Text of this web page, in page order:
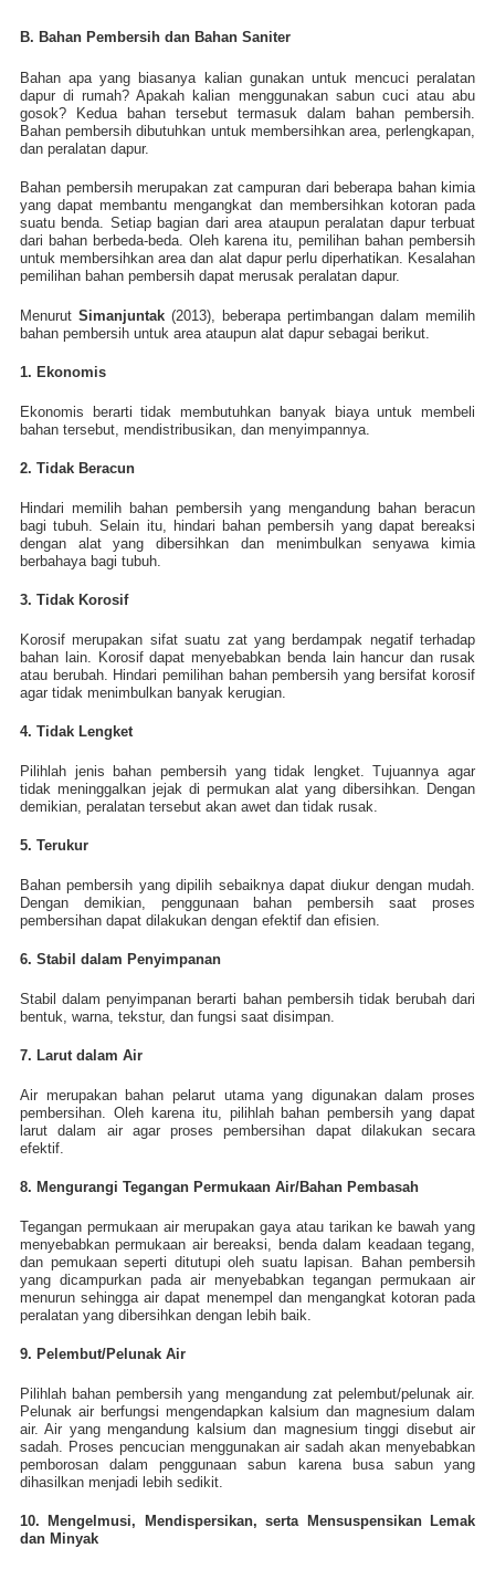
B. Bahan Pembersih dan Bahan Saniter
Bahan apa yang biasanya kalian gunakan untuk mencuci peralatan
dapur di rumah? Apakah kalian menggunakan sabun cuci atau abu
gosok? Kedua bahan tersebut termasuk dalam bahan pembersih.
Bahan pembersih dibutuhkan untuk membersihkan area, perlengkapan,
dan peralatan dapur.
Bahan pembersih merupakan zat campuran dari beberapa bahan kimia
yang dapat membantu mengangkat dan membersihkan kotoran pada
suatu benda. Setiap bagian dari area ataupun peralatan dapur terbuat
dari bahan berbeda-beda. Oleh karena itu, pemilihan bahan pembersih
untuk membersihkan area dan alat dapur perlu diperhatikan. Kesalahan
pemilihan bahan pembersih dapat merusak peralatan dapur.
Menurut Simanjuntak (2013), beberapa pertimbangan dalam memilih
bahan pembersih untuk area ataupun alat dapur sebagai berikut.
1. Ekonomis
Ekonomis berarti tidak membutuhkan banyak biaya untuk membeli
bahan tersebut, mendistribusikan, dan menyimpannya.
2. Tidak Beracun
Hindari memilih bahan pembersih yang mengandung bahan beracun
bagi tubuh. Selain itu, hindari bahan pembersih yang dapat bereaksi
dengan alat yang dibersihkan dan menimbulkan senyawa kimia
berbahaya bagi tubuh.
3. Tidak Korosif
Korosif merupakan sifat suatu zat yang berdampak negatif terhadap
bahan lain. Korosif dapat menyebabkan benda lain hancur dan rusak
atau berubah. Hindari pemilihan bahan pembersih yang bersifat korosif
agar tidak menimbulkan banyak kerugian.
4. Tidak Lengket
Pilihlah jenis bahan pembersih yang tidak lengket. Tujuannya agar
tidak meninggalkan jejak di permukan alat yang dibersihkan. Dengan
demikian, peralatan tersebut akan awet dan tidak rusak.
5. Terukur
Bahan pembersih yang dipilih sebaiknya dapat diukur dengan mudah.
Dengan demikian, penggunaan bahan pembersih saat proses
pembersihan dapat dilakukan dengan efektif dan efisien.
6. Stabil dalam Penyimpanan
Stabil dalam penyimpanan berarti bahan pembersih tidak berubah dari
bentuk, warna, tekstur, dan fungsi saat disimpan.
7. Larut dalam Air
Air merupakan bahan pelarut utama yang digunakan dalam proses
pembersihan. Oleh karena itu, pilihlah bahan pembersih yang dapat
larut dalam air agar proses pembersihan dapat dilakukan secara
efektif.
8. Mengurangi Tegangan Permukaan Air/Bahan Pembasah
Tegangan permukaan air merupakan gaya atau tarikan ke bawah yang
menyebabkan permukaan air bereaksi, benda dalam keadaan tegang,
dan pemukaan seperti ditutupi oleh suatu lapisan. Bahan pembersih
yang dicampurkan pada air menyebabkan tegangan permukaan air
menurun sehingga air dapat menempel dan mengangkat kotoran pada
peralatan yang dibersihkan dengan lebih baik.
9. Pelembut/Pelunak Air
Pilihlah bahan pembersih yang mengandung zat pelembut/pelunak air.
Pelunak air berfungsi mengendapkan kalsium dan magnesium dalam
air. Air yang mengandung kalsium dan magnesium tinggi disebut air
sadah. Proses pencucian menggunakan air sadah akan menyebabkan
pemborosan dalam penggunaan sabun karena busa sabun yang
dihasilkan menjadi lebih sedikit.
10. Mengelmusi, Mendispersikan, serta Mensuspensikan Lemak
dan Minyak